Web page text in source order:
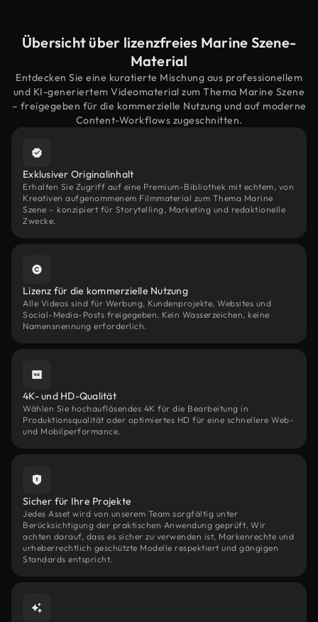
Übersicht über lizenzfreies Marine Szene-
Material
Entdecken Sie eine kuratierte Mischung aus professionellem
und KI-generiertem Videomaterial zum Thema Marine Szene
– freigegeben für die kommerzielle Nutzung und auf moderne
Content-Workflows zugeschnitten.
Exklusiver Originalinhalt
Erhalten Sie Zugriff auf eine Premium-Bibliothek mit echtem, von
Kreativen aufgenommenem Filmmaterial zum Thema Marine
Szene – konzipiert für Storytelling, Marketing und redaktionelle
Zwecke.
Lizenz für die kommerzielle Nutzung
Alle Videos sind für Werbung, Kundenprojekte, Websites und
Social-Media-Posts freigegeben. Kein Wasserzeichen, keine
Namensnennung erforderlich.
4K- und HD-Qualität
Wählen Sie hochauflösendes 4K für die Bearbeitung in
Produktionsqualität oder optimiertes HD für eine schnellere Web-
und Mobilperformance.
Sicher für Ihre Projekte
Jedes Asset wird von unserem Team sorgfältig unter
Berücksichtigung der praktischen Anwendung geprüft. Wir
achten darauf, dass es sicher zu verwenden ist, Markenrechte und
urheberrechtlich geschützte Modelle respektiert und gängigen
Standards entspricht.